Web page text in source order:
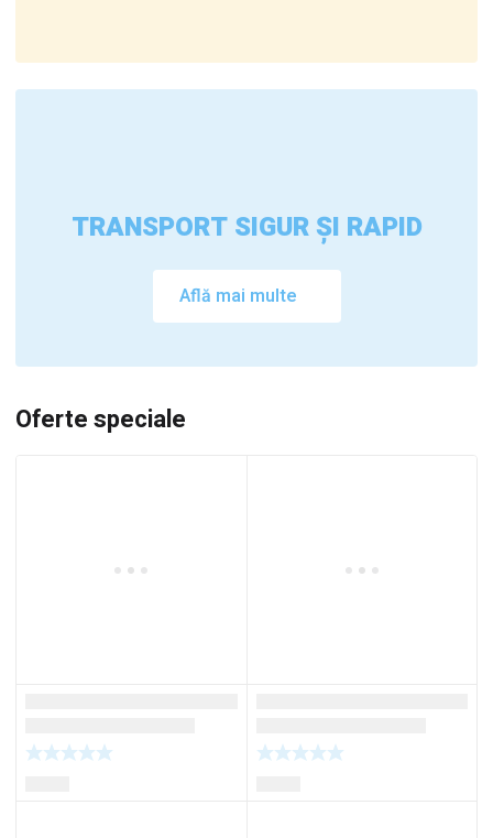
TRANSPORT SIGUR ȘI RAPID
Află mai multe
Oferte speciale